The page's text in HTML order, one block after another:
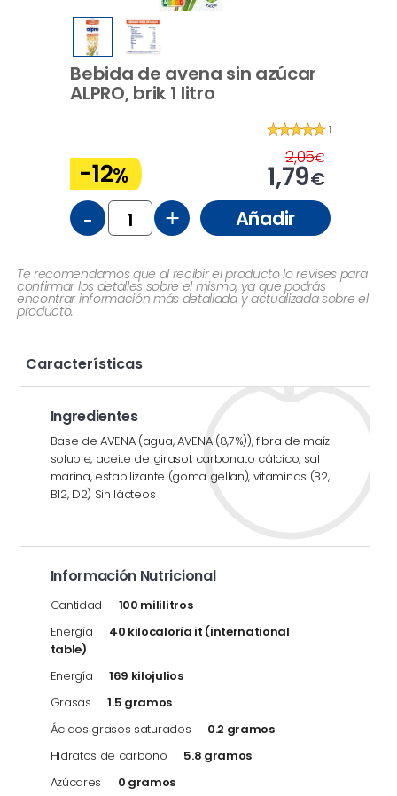
Bebida de avena sin azúcar
ALPRO, brik 1 litro
1
-12%
2,05€
1,79€
- + Añadir
Te recomendamos que al recibir el producto lo revises para
confirmar los detalles sobre el mismo, ya que podrás
encontrar información más detallada y actualizada sobre el
producto.
Características
Ingredientes
Base de AVENA (agua, AVENA (8,7%)), fibra de maíz
soluble, aceite de girasol, carbonato cálcico, sal
marina, estabilizante (goma gellan), vitaminas (B2,
B12, D2) Sin lácteos
Información Nutricional
Cantidad
100 mililitros
Energía
40 kilocaloría it (international
table)
Energía
169 kilojulios
Grasas
1.5 gramos
Ácidos grasos saturados
0.2 gramos
Hidratos de carbono
5.8 gramos
Azúcares
0 gramos